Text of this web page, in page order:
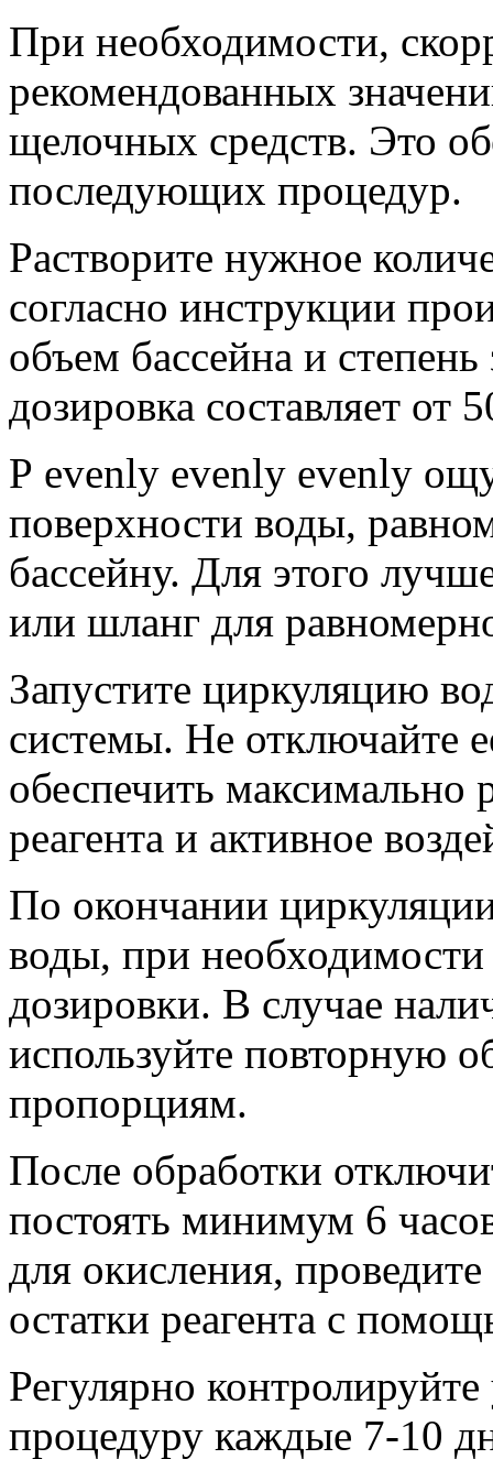
При необходимости,
рекомендованных
щелочных средств. Это
последующих процедур.
Растворите нужное
согласно инструкции
объем бассейна и
дозировка составляет от
Р evenly evenly evenly
поверхности воды,
бассейну. Для этого
или шланг для
Запустите циркуляцию
системы. Не отключайте
обеспечить максимально
реагента и активное
По окончании
воды, при необходимости
дозировки. В случае
используйте повторную
пропорциям.
После обработки
постоять минимум 6
для окисления,
остатки реагента с
Регулярно
процедуру каждые 7-10